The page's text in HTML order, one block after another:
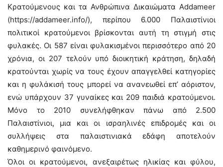
Κρατούμενους και τα Ανθρώπινα Δικαιώματα Addameer
(https://addameer.info/), περίπου 6.000 Παλαιστίνιοι
πολιτικοί κρατούμενοι βρίσκονται αυτή τη στιγμή στις
φυλακές. Οι 587 είναι φυλακισμένοι περισσότερο από 20
χρόνια, οι 207 τελούν υπό διοικητική κράτηση, δηλαδή
κρατούνται χωρίς να τους έχουν απαγγελθεί κατηγορίες
και η φυλάκισή τους μπορεί να ανανεωθεί επ’ αόριστον,
ενώ υπάρχουν 37 γυναίκες και 209 παιδιά κρατούμενοι.
Μόνο το 2010 συνελήφθηκαν πάνω από 2.500
Παλαιστίνιοι, μια και οι ισραηλινές επιδρομές και οι
συλλήψεις στα παλαιστινιακά εδάφη αποτελούν
καθημερινό φαινόμενο.
Όλοι οι κρατούμενοι, ανεξαιρέτως ηλικίας και φύλου,